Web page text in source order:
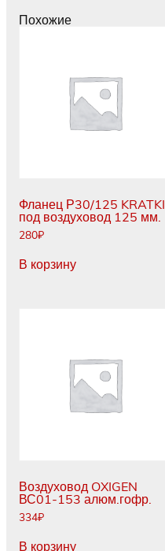
Похожие
Фланец Р30/125 KRATKI
под воздуховод 125 мм.
280₽
В корзину
Воздуховод OXIGEN
ВС01-153 алюм.гофр.
334₽
В корзину